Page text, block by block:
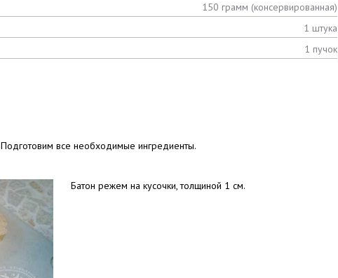
150 грамм (консервированная)
1 штука
1 пучок
Подготовим все необходимые ингредиенты.
Батон режем на кусочки, толщиной 1 см.